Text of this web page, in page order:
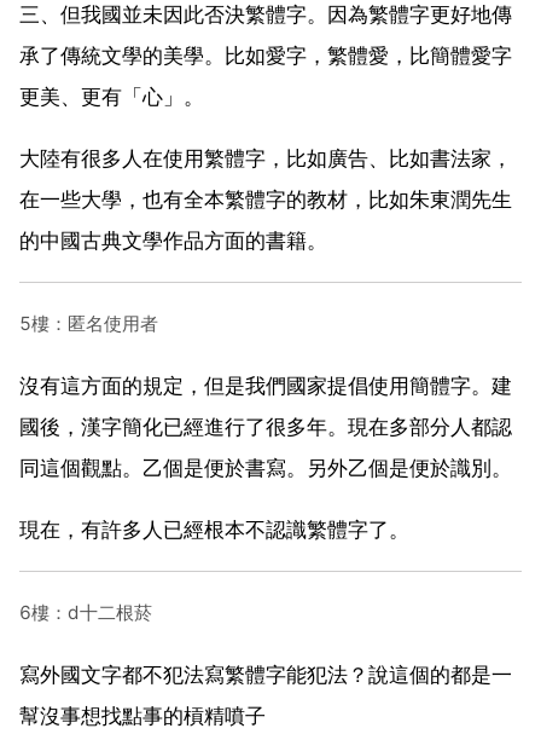
三、但我國並未因此否決繁體字。因為繁體字更好地傳
承了傳統文學的美學。比如愛字，繁體愛，比簡體愛字
更美、更有「心」。
大陸有很多人在使用繁體字，比如廣告、比如書法家，
在一些大學，也有全本繁體字的教材，比如朱東潤先生
的中國古典文學作品方面的書籍。
5樓：匿名使用者
沒有這方面的規定，但是我們國家提倡使用簡體字。建
國後，漢字簡化已經進行了很多年。現在多部分人都認
同這個觀點。乙個是便於書寫。另外乙個是便於識別。
現在，有許多人已經根本不認識繁體字了。
6樓：d十二根菸
寫外國文字都不犯法寫繁體字能犯法？說這個的都是一
幫沒事想找點事的槓精噴子